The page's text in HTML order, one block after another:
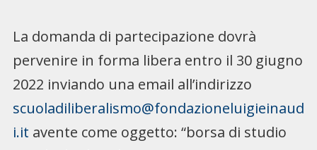
La domanda di partecipazione dovrà
pervenire in forma libera entro il 30 giugno
2022 inviando una email all’indirizzo
scuoladiliberalismo@fondazioneluigieinaud
i.it avente come oggetto: “borsa di studio